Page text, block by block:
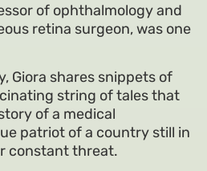
of ophthalmology and
retina surgeon, was one
Giora shares snippets of
string of tales that
of a medical
patriot of a country still in
constant threat.